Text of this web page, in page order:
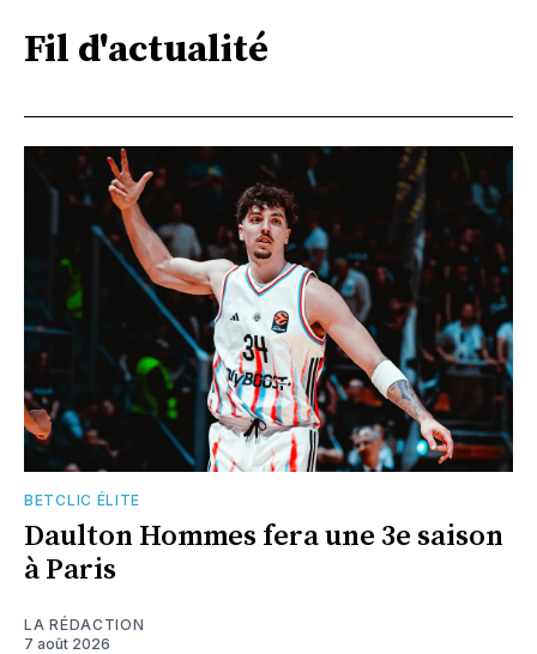
Fil d'actualité
BETCLIC ÉLITE
Daulton Hommes fera une 3e saison
à Paris
LA RÉDACTION
7 août 2026